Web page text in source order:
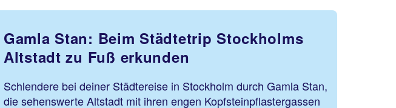
Gamla Stan: Beim Städtetrip Stockholms
Altstadt zu Fuß erkunden
Schlendere bei deiner Städtereise in Stockholm durch Gamla Stan,
die sehenswerte Altstadt mit ihren engen Kopfsteinpflastergassen